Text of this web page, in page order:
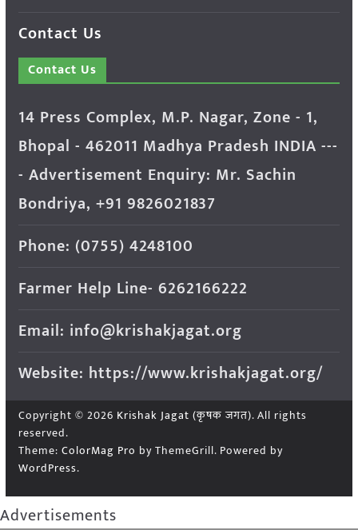
Contact Us
Contact Us
14 Press Complex, M.P. Nagar, Zone - 1,
Bhopal - 462011 Madhya Pradesh INDIA ---
- Advertisement Enquiry: Mr. Sachin
Bondriya, +91 9826021837
Phone: (0755) 4248100
Farmer Help Line- 6262166222
Email: info@krishakjagat.org
Website: https://www.krishakjagat.org/
Copyright © 2026 Krishak Jagat (कृषक जगत). All rights
reserved.
Theme: ColorMag Pro by ThemeGrill. Powered by
WordPress.
Advertisements